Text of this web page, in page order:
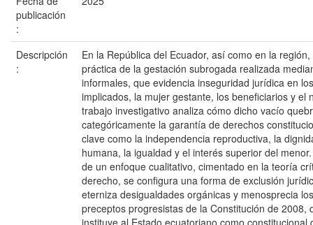
publicación
:
Descripción
:
En la República del Ecuador, así como en la
práctica de la gestación subrogada realizada
informales, que evidencia inseguridad jurídica en los
implicados, la mujer gestante, los beneficiarios y el
trabajo investigativo analiza cómo dicho vacío
categóricamente la garantía de derechos
clave como la independencia reproductiva, la
humana, la igualdad y el interés superior del
de un enfoque cualitativo, cimentado en la teoría
derecho, se configura una forma de exclusión
eterniza desigualdades orgánicas y menosprecia los
preceptos progresistas de la Constitución de 2008,
instituye al Estado ecuatoriano como constitucional